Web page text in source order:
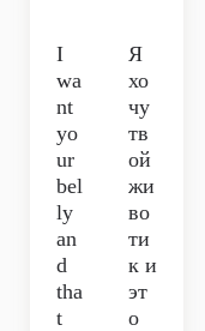
I
wa
nt
yo
ur
bel
ly
an
d
tha
t
Я
хо
чу
тв
ой
жи
во
ти
к и
эт
о